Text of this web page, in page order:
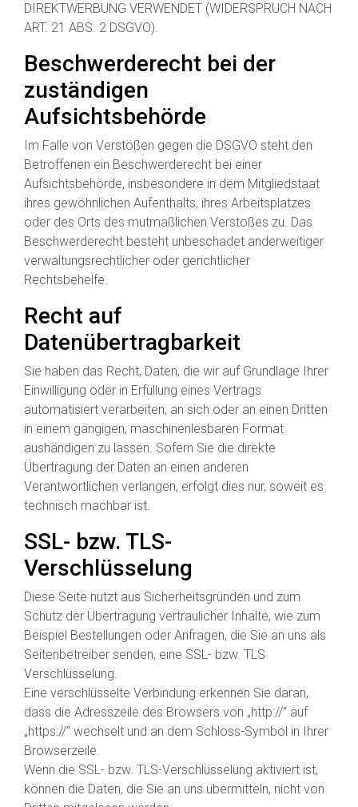
DIREKTWERBUNG VERWENDET (WIDERSPRUCH NACH
ART. 21 ABS. 2 DSGVO).
Beschwerderecht bei der
zuständigen
Aufsichtsbehörde
Im Falle von Verstößen gegen die DSGVO steht den
Betroffenen ein Beschwerderecht bei einer
Aufsichtsbehörde, insbesondere in dem Mitgliedstaat
ihres gewöhnlichen Aufenthalts, ihres Arbeitsplatzes
oder des Orts des mutmaßlichen Verstoßes zu. Das
Beschwerderecht besteht unbeschadet anderweitiger
verwaltungsrechtlicher oder gerichtlicher
Rechtsbehelfe.
Recht auf
Datenübertragbarkeit
Sie haben das Recht, Daten, die wir auf Grundlage Ihrer
Einwilligung oder in Erfüllung eines Vertrags
automatisiert verarbeiten, an sich oder an einen Dritten
in einem gängigen, maschinenlesbaren Format
aushändigen zu lassen. Sofern Sie die direkte
Übertragung der Daten an einen anderen
Verantwortlichen verlangen, erfolgt dies nur, soweit es
technisch machbar ist.
SSL- bzw. TLS-
Verschlüsselung
Diese Seite nutzt aus Sicherheitsgründen und zum
Schutz der Übertragung vertraulicher Inhalte, wie zum
Beispiel Bestellungen oder Anfragen, die Sie an uns als
Seitenbetreiber senden, eine SSL- bzw. TLS
Verschlüsselung.
Eine verschlüsselte Verbindung erkennen Sie daran,
dass die Adresszeile des Browsers von „http://“ auf
„https://“ wechselt und an dem Schloss-Symbol in Ihrer
Browserzeile.
Wenn die SSL- bzw. TLS-Verschlüsselung aktiviert ist,
können die Daten, die Sie an uns übermitteln, nicht von